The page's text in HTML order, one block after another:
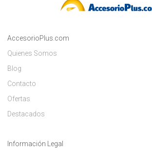
AccesorioPlus.com
Quienes Somos
Blog
Contacto
Ofertas
Destacados
Información Legal